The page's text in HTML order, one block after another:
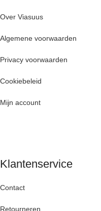
Over Viasuus
Algemene voorwaarden
Privacy voorwaarden
Cookiebeleid
Mijn account
Klantenservice
Contact
Retourneren